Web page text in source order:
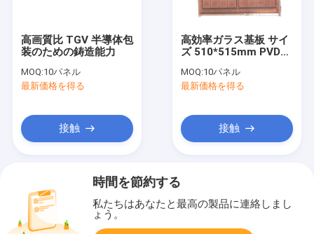
高画質比 TGV 半導体包
装のための鋳造能力
MOQ:10パネル
最新価格を得る
接触
高効率ガラス基板 サイ
ズ 510*515mm PVD
MOQ:10パネル
最新価格を得る
接触
時間を節約する
私たちはあなたと最高の製品に連絡しまし
ょう。